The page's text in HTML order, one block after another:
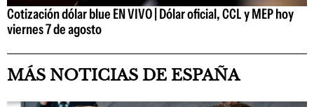
Cotización dólar blue EN VIVO | Dólar oficial, CCL y MEP hoy
viernes 7 de agosto
MÁS NOTICIAS DE ESPAÑA